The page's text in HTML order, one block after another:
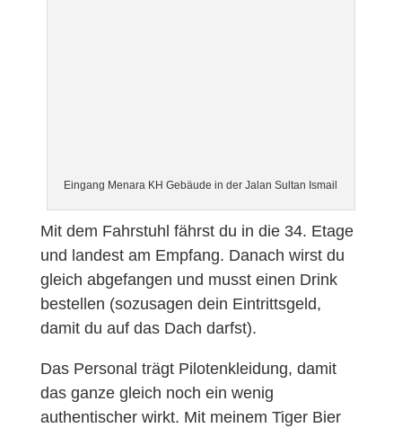
Eingang Menara KH Gebäude in der Jalan Sultan Ismail
Mit dem Fahrstuhl fährst du in die 34. Etage
und landest am Empfang. Danach wirst du
gleich abgefangen und musst einen Drink
bestellen (sozusagen dein Eintrittsgeld,
damit du auf das Dach darfst).
Das Personal trägt Pilotenkleidung, damit
das ganze gleich noch ein wenig
authentischer wirkt. Mit meinem Tiger Bier